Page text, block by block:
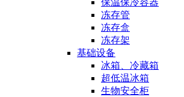
冻存管
冻存盒
冻存架
基础设备
冰箱、冷藏箱
超低温冰箱
生物安全柜